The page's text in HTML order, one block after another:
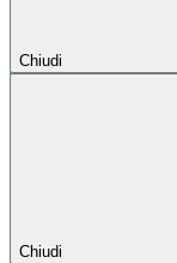
Chiudi
Chiudi